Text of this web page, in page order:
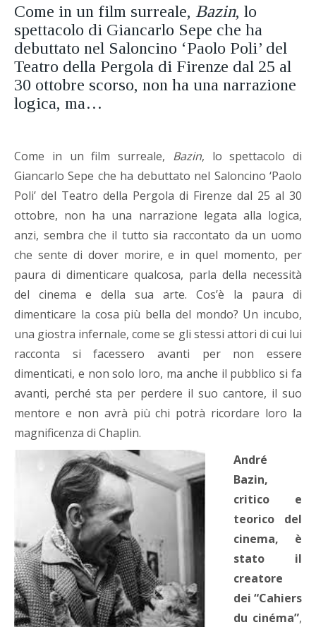
Come in un film surreale, Bazin, lo
spettacolo di Giancarlo Sepe che ha
debuttato nel Saloncino ‘Paolo Poli’ del
Teatro della Pergola di Firenze dal 25 al
30 ottobre scorso, non ha una narrazione
logica, ma…
Come in un film surreale, Bazin, lo spettacolo di
Giancarlo Sepe che ha debuttato nel Saloncino ‘Paolo
Poli’ del Teatro della Pergola di Firenze dal 25 al 30
ottobre, non ha una narrazione legata alla logica,
anzi, sembra che il tutto sia raccontato da un uomo
che sente di dover morire, e in quel momento, per
paura di dimenticare qualcosa, parla della necessità
del cinema e della sua arte. Cos’è la paura di
dimenticare la cosa più bella del mondo? Un incubo,
una giostra infernale, come se gli stessi attori di cui lui
racconta si facessero avanti per non essere
dimenticati, e non solo loro, ma anche il pubblico si fa
avanti, perché sta per perdere il suo cantore, il suo
mentore e non avrà più chi potrà ricordare loro la
magnificenza di Chaplin.
André
Bazin,
critico e
teorico del
cinema, è
stato il
creatore
dei “Cahiers
du cinéma”,